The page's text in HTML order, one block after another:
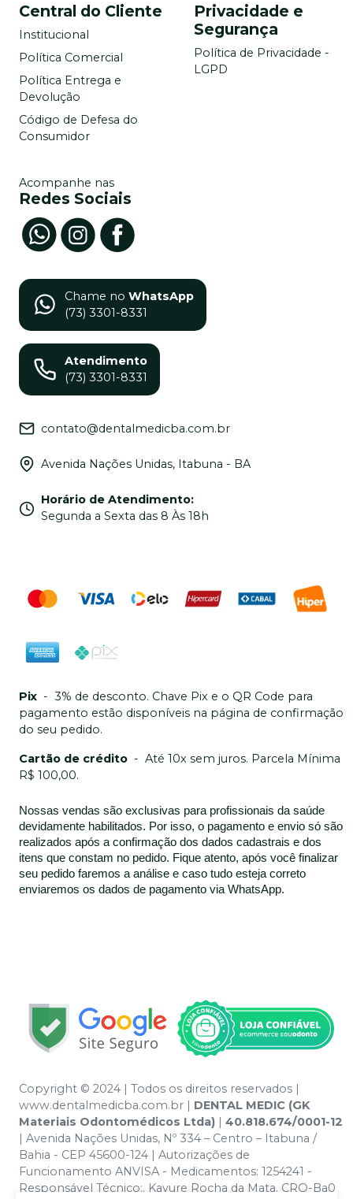
Central do Cliente
Institucional
Política Comercial
Política Entrega e
Devolução
Código de Defesa do
Consumidor
Privacidade e
Segurança
Política de Privacidade -
LGPD
Acompanhe nas
Redes Sociais
Chame no WhatsApp
(73) 3301-8331
Atendimento
(73) 3301-8331
contato@dentalmedicba.com.br
Avenida Nações Unidas, Itabuna - BA
Horário de Atendimento:
Segunda a Sexta das 8 Às 18h
Pix - 3% de desconto. Chave Pix e o QR Code para
pagamento estão disponíveis na página de confirmação
do seu pedido.
Cartão de crédito - Até 10x sem juros. Parcela Mínima
R$ 100,00.
Nossas vendas são exclusivas para profissionais da saúde
devidamente habilitados. Por isso, o pagamento e envio só são
realizados após a confirmação dos dados cadastrais e dos
itens que constam no pedido. Fique atento, após você finalizar
seu pedido faremos a análise e caso tudo esteja correto
enviaremos os dados de pagamento via WhatsApp.
Copyright © 2024 | Todos os direitos reservados |
www.dentalmedicba.com.br | DENTAL MEDIC (GK
Materiais Odontomédicos Ltda) | 40.818.674/0001-12
| Avenida Nações Unidas, Nº 334 – Centro – Itabuna /
Bahia - CEP 45600-124 | Autorizações de
Funcionamento ANVISA - Medicamentos: 1254241 -
Responsável Técnico:. Kayure Rocha da Mata. CRO-Ba0